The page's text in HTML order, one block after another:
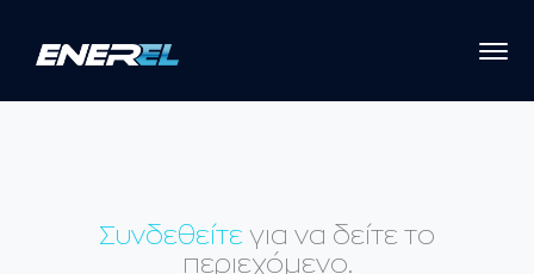
Συνδεθείτε για να δείτε το
περιεχόμενο.